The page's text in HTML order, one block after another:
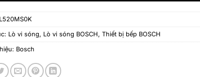
Lò vi sóng, Lò vi sóng BOSCH, Thiết bị bếp BOSCH
Bosch